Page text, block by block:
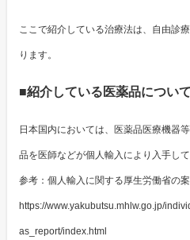
ここで紹介している治療法は、自由診
ります。
■紹介している医薬品について
日本国内においては、医薬品医療機器
品を医師などが個人輸入により入手し
参考：個人輸入に関する厚生労働省の
https://www.yakubutsu.mhlw.go.jp/
as_report/index.html